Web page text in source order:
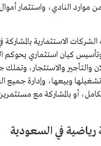
موارد النادي، واستثمار
الاستثمارية
كيان استثماري يحوكم
والتأجير والاستئجار،
وبيعها، وإدارة جميع
أو بالمشاركة مع
في السعودية